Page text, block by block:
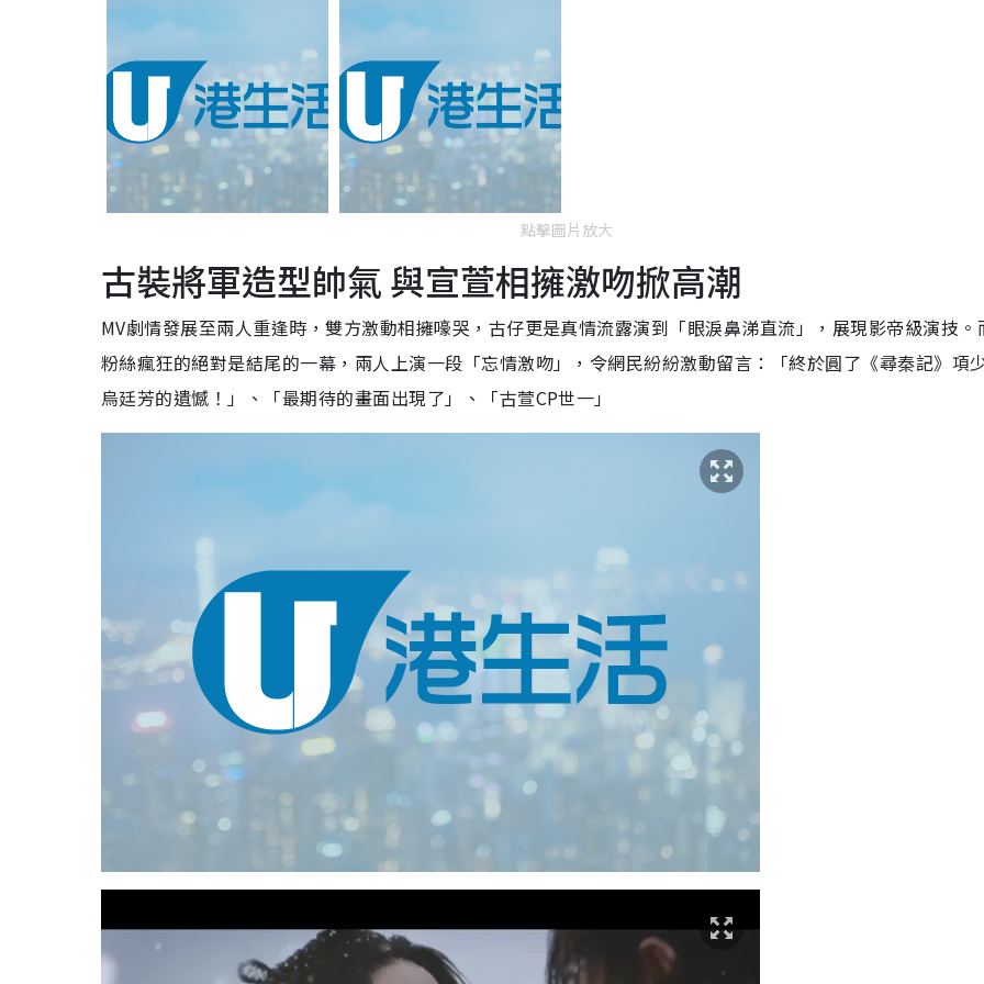
點擊圖片放大
古裝將軍造型帥氣 與宣萱相擁激吻掀高潮
MV劇情發展至兩人重逢時，雙方激動相擁嚎哭，古仔更是真情流露演到「眼淚鼻涕直流」，展現影帝級演技。
粉絲瘋狂的絕對是結尾的一幕，兩人上演一段「忘情激吻」，令網民紛紛激動留言：「終於圓了《尋秦記》項
烏廷芳的遺憾！」、「最期待的畫面出現了」、「古萱CP世一」